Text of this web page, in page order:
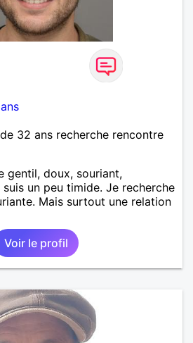
32 ans recherche rencontre
gentil, doux, souriant,
un peu timide. Je recherche
Mais surtout une relation
Voir le profil